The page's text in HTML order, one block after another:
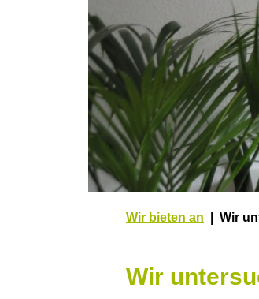
Wir bieten an Wir
Wir